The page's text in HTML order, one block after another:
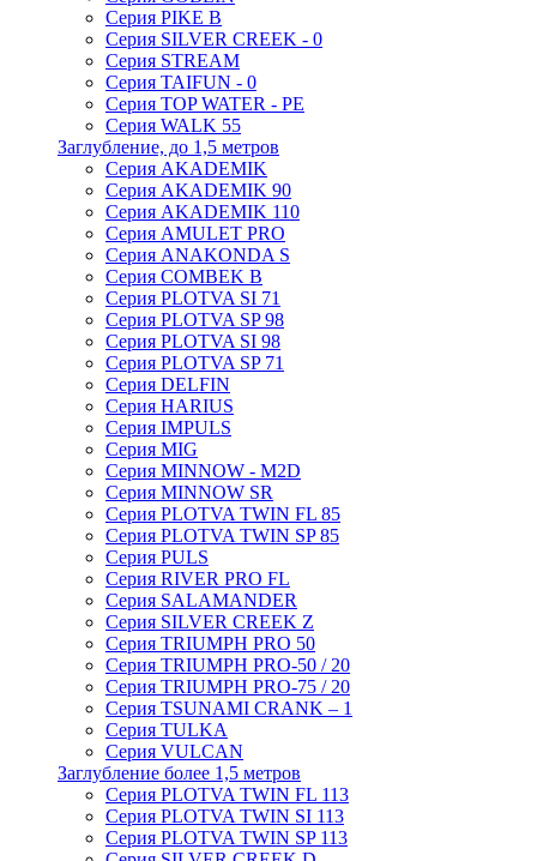
Серия PIKE B
Серия SILVER CREEK - 0
Серия STREAM
Серия TAIFUN - 0
Серия TOP WATER - PE
Серия WALK 55
Заглубление, до 1,5 метров
Серия AKADEMIK
Серия AKADEMIK 90
Серия AKADEMIK 110
Серия AMULET PRO
Серия ANAKONDA S
Серия COMBEK B
Серия PLOTVA SI 71
Серия PLOTVA SP 98
Серия PLOTVA SI 98
Серия PLOTVA SP 71
Серия DELFIN
Серия HARIUS
Серия IMPULS
Серия MIG
Серия MINNOW - M2D
Серия MINNOW SR
Серия PLOTVA TWIN FL 85
Серия PLOTVA TWIN SP 85
Серия PULS
Серия RIVER PRO FL
Серия SALAMANDER
Серия SILVER CREEK Z
Серия TRIUMPH PRO 50
Серия TRIUMPH PRO-50 / 20
Серия TRIUMPH PRO-75 / 20
Серия TSUNAMI CRANK – 1
Серия TULKA
Серия VULCAN
Заглубление более 1,5 метров
Серия PLOTVA TWIN FL 113
Серия PLOTVA TWIN SI 113
Серия PLOTVA TWIN SP 113